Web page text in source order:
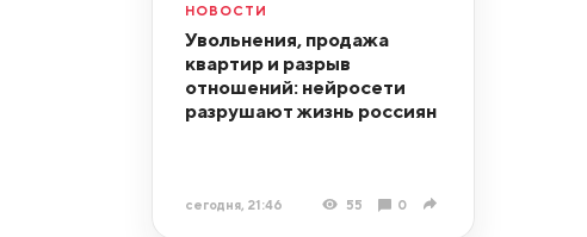
НОВОСТИ
Увольнения, продажа
квартир и разрыв
отношений: нейросети
разрушают жизнь россиян
сегодня, 21:46 55 0